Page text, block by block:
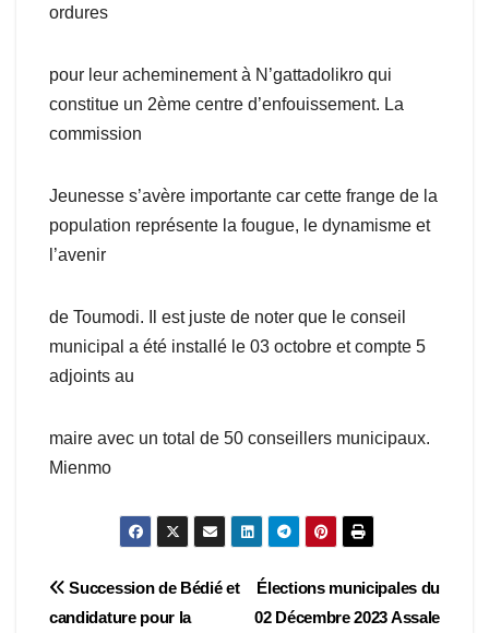
ordures
pour leur acheminement à N’gattadolikro qui
constitue un 2ème centre d’enfouissement. La
commission
Jeunesse s’avère importante car cette frange de la
population représente la fougue, le dynamisme et
l’avenir
de Toumodi. Il est juste de noter que le conseil
municipal a été installé le 03 octobre et compte 5
adjoints au
maire avec un total de 50 conseillers municipaux.
Mienmo
Navigation
Élections municipales du
02 Décembre 2023 Assale
Succession de Bédié et
candidature pour la